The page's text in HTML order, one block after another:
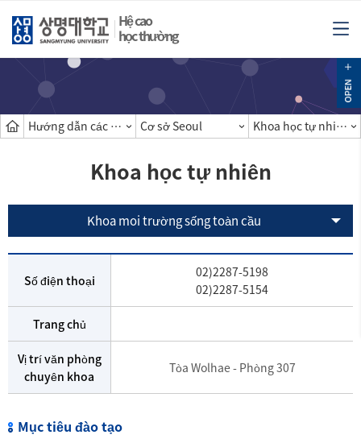
Hệ cao
học thường
Hướng dẫn các khoa Cơ sở Seoul Khoa học tự nhiên
Khoa học tự nhiên
Khoa moi trường sống toàn cầu
Số điện thoại
02)2287-5198
02)2287-5154
Trang chủ
Vị trí văn phòng
chuyên khoa
Tòa Wolhae - Phòng 307
Mục tiêu đào tạo